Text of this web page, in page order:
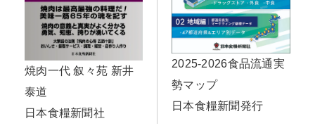
焼肉一代 叙々苑 新井
泰道
日本食糧新聞社
2025-2026食品流通実
勢マップ
日本食糧新聞発行